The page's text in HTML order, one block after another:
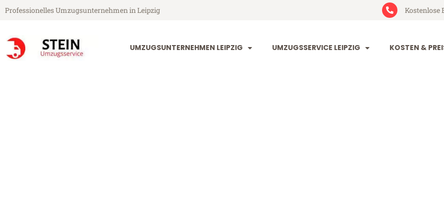
Professionelles Umzugsunternehmen in Leipzig Kostenlose
UMZUGSUNTERNEHMEN LEIPZIG UMZUGSSERVICE LEIPZIG KOSTEN &